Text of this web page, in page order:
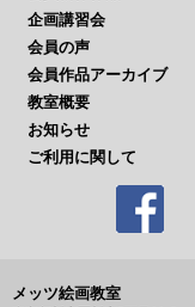
企画講習会
会員の声
会員作品アーカイブ
教室概要
お知らせ
ご利用に関して
メッツ絵画教室